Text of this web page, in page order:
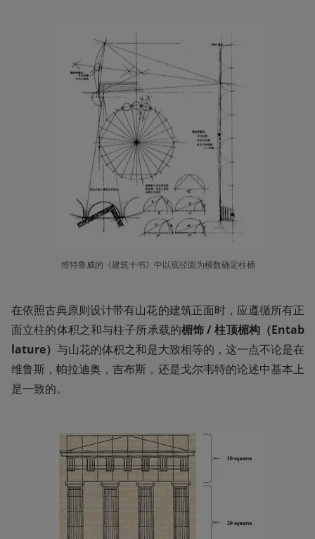
维特鲁威的《建筑十书》中以底径圆为模数确定柱槽
在依照古典原则设计带有山花的建筑正面时，应遵循所有正
面立柱的体积之和与柱子所承载的楣饰 / 柱顶楣构（Entab
lature） 与山花的体积之和是大致相等的，这一点不论是在
维鲁斯，帕拉迪奥，吉布斯，还是戈尔韦特的论述中基本上
是一致的。